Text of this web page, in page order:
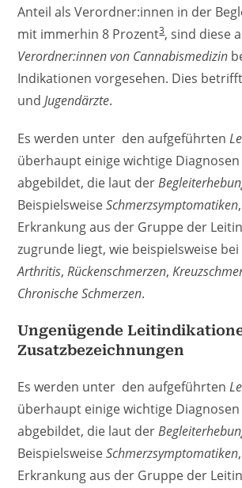
Anteil als Verordner:innen in der
mit immerhin 8 Prozent3, sind diese
Verordner:innen von Cannabismedizin
Indikationen vorgesehen. Dies
undJugendärzte.
Es werden unter den aufgeführten
überhaupt einige wichtige
abgebildet, die laut der
BeispielsweiseSchmerzsymptomatiken
Erkrankung aus der Gruppe der
zugrunde liegt, wie beispielsweise bei
Arthritis,Rückenschmerzen,
Chronische Schmerzen.
Ungenügende
Zusatzbezeichnungen
Es werden unter den aufgeführten
überhaupt einige wichtige
abgebildet, die laut der
BeispielsweiseSchmerzsymptomatiken
Erkrankung aus der Gruppe der